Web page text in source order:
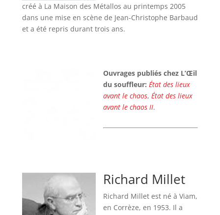
créé à La Maison des Métallos au printemps 2005
dans une mise en scène de Jean-Christophe Barbaud
et a été repris durant trois ans.
Ouvrages publiés chez L’Œil
du souffleur: État des lieux
avant le chaos, État des lieux
avant le chaos II.
Richard Millet
Richard Millet est né à Viam,
en Corrèze, en 1953. Il a